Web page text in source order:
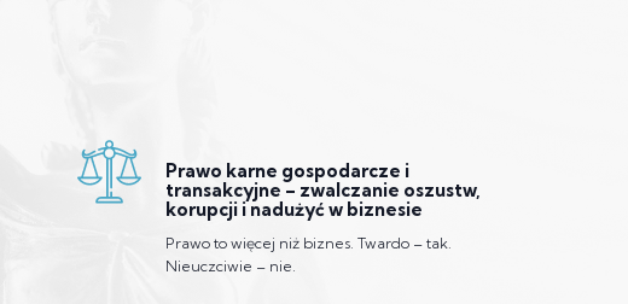
Prawo karne gospodarcze i
transakcyjne – zwalczanie oszustw,
korupcji i nadużyć w biznesie
Prawo to więcej niż biznes. Twardo – tak.
Nieuczciwie – nie.